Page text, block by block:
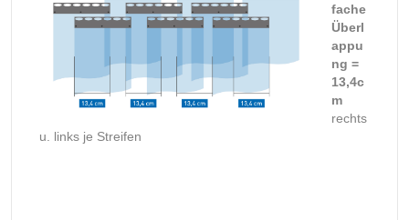
fache
Überl
appu
ng =
13,4c
m
rechts
u. links je Streifen